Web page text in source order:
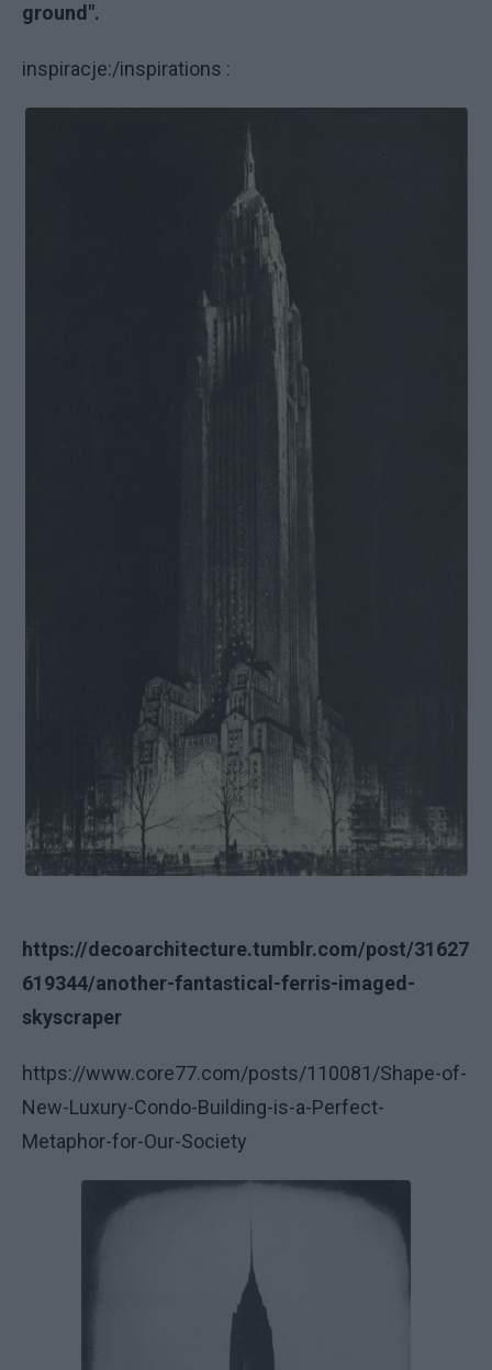
ground".
inspiracje:/inspirations :
https://decoarchitecture.tumblr.com/post/31627
619344/another-fantastical-ferris-imaged-
skyscraper
https://www.core77.com/posts/110081/Shape-of-
New-Luxury-Condo-Building-is-a-Perfect-
Metaphor-for-Our-Society